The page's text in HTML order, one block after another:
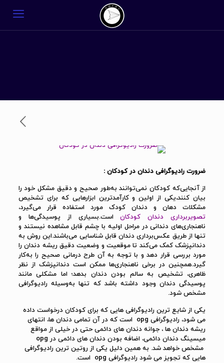
ضرورت رادیوگرافی دندان در کودکان :
از آنجایی‌که کودکان نمی‌توانند به‌طور صحیح و دقیق مشکل خود را
بیان کنند،یکی از اولین و کارآمدترین ابزارهایی که برای‌ تشخیص
مشکلات دهان و دندان کودک مورد استفاده قرار می‌گیرد،
تصویربرداری دندان کودکاناست.بسیاری از پوسیدگی‌ها و
ناهنجاری‌های دندانی در مراحل اولیه با چشم قابل مشاهده نیستند و
تنها از طریق عکس‌برداری دندان قابل شناسایی می‌باشند.این روش به
دندانپزشک کمک می‌کند تا موقعیت و وضعیت دقیق ریشه دندان را
مورد بررسی قرار دهد و با توجه به آن طرح درمانی صحیح را به‌کار
گیرد.همچنین در برخی ناهنجاری‌ها ممکن است دندانپزشک از نظر
ظاهری، تشخیص به سالم بودن دندان بدهد؛ اما مشکلی مانند
پوسیدگی دندان وجود داشته باشد که تنها به‌وسیله رادیوگرافی
مشخص شود.
یکی از شایع ترین رادیوگرافی هایی که برای کودکان درخواست داده
می شود، رادیوگرافی opg است که در آن تمامی دندان ها، انتهای
ریشه دندان ها ، جوانه دندان های دائمی حتی در خیلی از مواقع
میسینگ دندان دائمی، اضافه بودن دندان های دائمی در opg
مشخص خواهد شد. به همین دلیل یکی از روتین ترین رادیوگرافی
هایی که تجویز می شود رادیوگرافی opg است.